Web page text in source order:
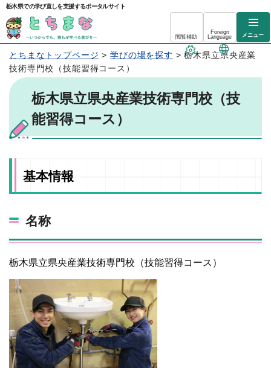
栃木県での学び直しを支援するポータルサイト
閲覧補助
Foreign
Language
メニュー
とちまなトップページ > 学びの場を探す > 栃木県立県央産業
技術専門校（技能習得コース）
栃木県立県央産業技術専門校（技
能習得コース）
基本情報
名称
栃木県立県央産業技術専門校（技能習得コース）